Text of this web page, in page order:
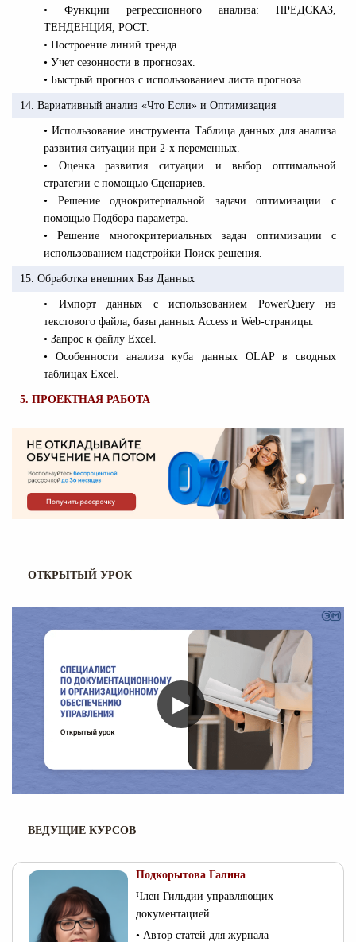
• Функции регрессионного анализа: ПРЕДСКАЗ,
ТЕНДЕНЦИЯ, РОСТ.
• Построение линий тренда.
• Учет сезонности в прогнозах.
• Быстрый прогноз с использованием листа прогноза.
14. Вариативный анализ «Что Если» и Оптимизация
• Использование инструмента Таблица данных для анализа
развития ситуации при 2-х переменных.
• Оценка развития ситуации и выбор оптимальной
стратегии с помощью Сценариев.
• Решение однокритериальной задачи оптимизации с
помощью Подбора параметра.
• Решение многокритериальных задач оптимизации с
использованием надстройки Поиск решения.
15. Обработка внешних Баз Данных
• Импорт данных с использованием PowerQuery из
текстового файла, базы данных Access и Web-страницы.
• Запрос к файлу Excel.
• Особенности анализа куба данных OLAP в сводных
таблицах Excel.
5. ПРОЕКТНАЯ РАБОТА
ОТКРЫТЫЙ УРОК
▶
ВЕДУЩИЕ КУРСОВ
Подкорытова Галина
Член Гильдии управляющих
документацией
• Автор статей для журнала